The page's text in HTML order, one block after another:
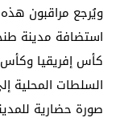
ويُرجع مراقبون هذه
استضافة مدينة
كأس إفريقيا
السلطات المحلية
صورة حضارية